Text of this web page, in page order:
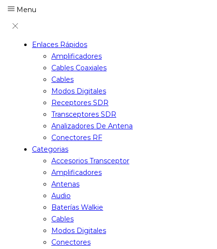
Menu
Enlaces Rápidos
Amplificadores
Cables Coaxiales
Cables
Modos Digitales
Receptores SDR
Transceptores SDR
Analizadores De Antena
Conectores RF
Categorias
Accesorios Transceptor
Amplificadores
Antenas
Audio
Baterías Walkie
Cables
Modos Digitales
Conectores